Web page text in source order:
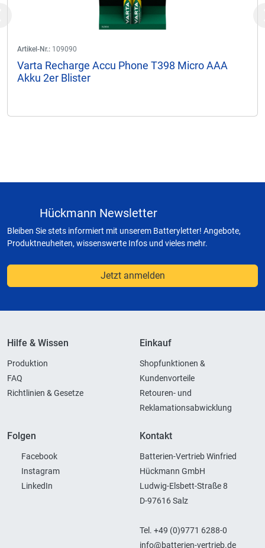
Artikel-Nr.: 109090
Varta Recharge Accu Phone T398 Micro AAA
Akku 2er Blister
Hückmann Newsletter
Bleiben Sie stets informiert mit unserem Batteryletter! Angebote,
Produktneuheiten, wissenswerte Infos und vieles mehr.
Jetzt anmelden
Hilfe & Wissen
Produktion
FAQ
Richtlinien & Gesetze
Einkauf
Shopfunktionen &
Kundenvorteile
Retouren- und
Reklamationsabwicklung
Folgen
Facebook
Instagram
LinkedIn
Kontakt
Batterien-Vertrieb Winfried
Hückmann GmbH
Ludwig-Elsbett-Straße 8
D-97616 Salz
Tel. +49 (0)9771 6288-0
info@batterien-vertrieb.de